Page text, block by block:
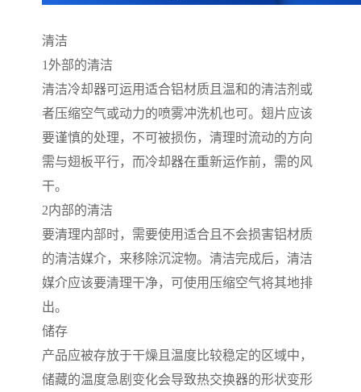
清洁
1外部的清洁
清洁冷却器可运用适合铝材质且温和的清洁剂或
者压缩空气或动力的喷雾冲洗机也可。翅片应该
要谨慎的处理，不可被损伤，清理时流动的方向
需与翅板平行，而冷却器在重新运作前，需的风
干。
2内部的清洁
要清理内部时，需要使用适合且不会损害铝材质
的清洁媒介，来移除沉淀物。清洁完成后，清洁
媒介应该要清理干净，可使用压缩空气将其地排
出。
储存
产品应被存放于干燥且温度比较稳定的区域中，
储藏的温度急剧变化会导致热交换器的形状变形